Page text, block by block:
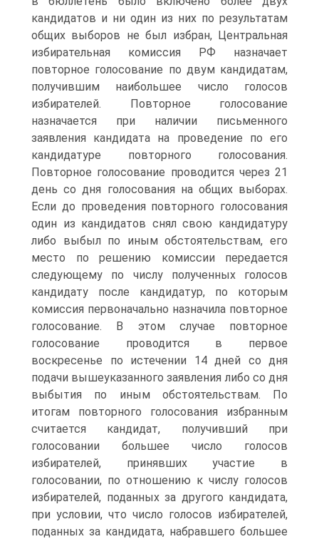
кандидатов и ни один из них по результатам
общих выборов не был избран, Центральная
избирательная комиссия РФ назначает
повторное голосование по двум кандидатам,
получившим наибольшее число голосов
избирателей. Повторное голосование
назначается при наличии письменного
заявления кандидата на проведение по его
кандидатуре повторного голосования.
Повторное голосование проводится через 21
день со дня голосования на общих выборах.
Если до проведения повторного голосования
один из кандидатов снял свою кандидатуру
либо выбыл по иным обстоятельствам, его
место по решению комиссии передается
следующему по числу полученных голосов
кандидату после кандидатур, по которым
комиссия первоначально назначила повторное
голосование. В этом случае повторное
голосование проводится в первое
воскресенье по истечении 14 дней со дня
подачи вышеуказанного заявления либо со дня
выбытия по иным обстоятельствам. По
итогам повторного голосования избранным
считается кандидат, получивший при
голосовании большее число голосов
избирателей, принявших участие в
голосовании, по отношению к числу голосов
избирателей, поданных за другого кандидата,
при условии, что число голосов избирателей,
поданных за кандидата, набравшего большее